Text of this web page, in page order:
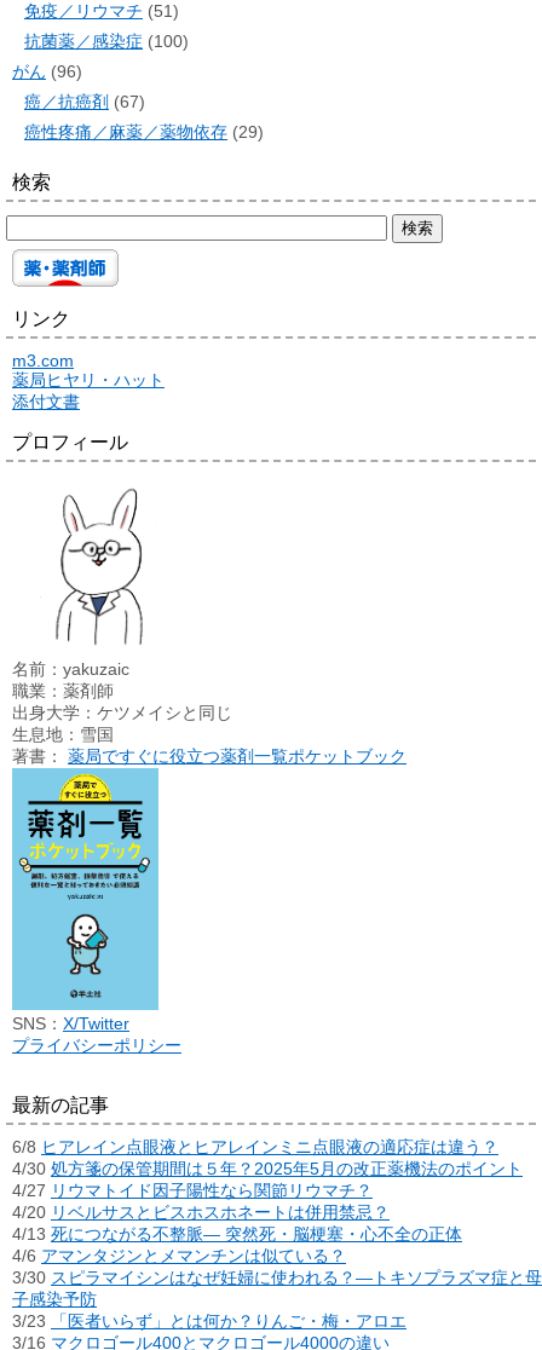
免疫／リウマチ (51)
抗菌薬／感染症 (100)
がん (96)
癌／抗癌剤 (67)
癌性疼痛／麻薬／薬物依存 (29)
検索
リンク
m3.com
薬局ヒヤリ・ハット
添付文書
プロフィール
名前：yakuzaic
職業：薬剤師
出身大学：ケツメイシと同じ
生息地：雪国
著書： 薬局ですぐに役立つ薬剤一覧ポケットブック
SNS： X/Twitter
プライバシーポリシー
最新の記事
6/8 ヒアレイン点眼液とヒアレインミニ点眼液の適応症は違う？
4/30 処方箋の保管期間は５年？2025年5月の改正薬機法のポイント
4/27 リウマトイド因子陽性なら関節リウマチ？
4/20 リベルサスとビスホスホネートは併用禁忌？
4/13 死につながる不整脈― 突然死・脳梗塞・心不全の正体
4/6 アマンタジンとメマンチンは似ている？
3/30 スピラマイシンはなぜ妊婦に使われる？―トキソプラズマ症と母
子感染予防
3/23
「医者いらず」とは何か？りんご・梅・アロエ
3/16 マクロゴール400とマクロゴール4000の違い